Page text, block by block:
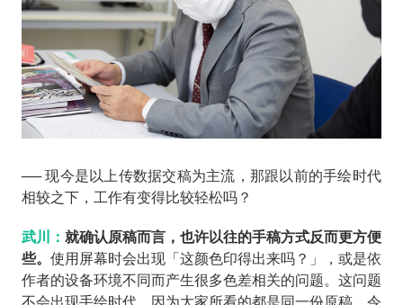
── 现今是以上传数据交稿为主流，那跟以前的手绘时代
相较之下，工作有变得比较轻松吗？
武川： 就确认原稿而言，也许以往的手稿方式反而更方便
些。 使用屏幕时会出现「这颜色印得出来吗？」，或是依
作者的设备环境不同而产生很多色差相关的问题。这问题
不会出现手绘时代，因为大家所看的都是同一份原稿，令